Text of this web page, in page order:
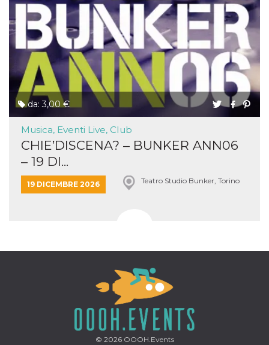
da: 3,00 €
Musica, Eventi Live, Club
CHIE’DISCENA? – BUNKER ANN06
– 19 DI...
19 DICEMBRE 2026 Teatro Studio Bunker, Torino
© 2026OOOH.Events